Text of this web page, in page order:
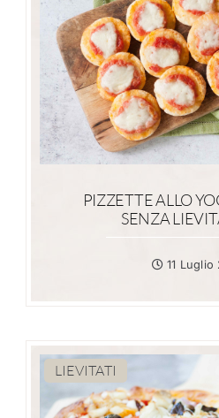
PIZZETTE ALLO
SENZA
11 Luglio
LIEVITATI